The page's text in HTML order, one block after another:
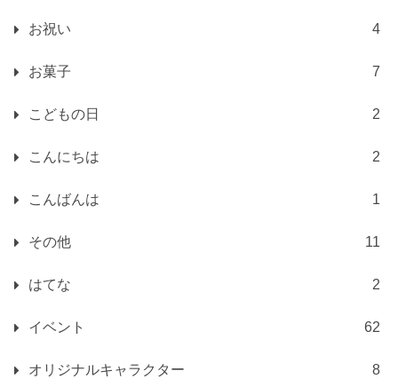
お祝い 4
お菓子 7
こどもの日 2
こんにちは 2
こんばんは 1
その他 11
はてな 2
イベント 62
オリジナルキャラクター 8